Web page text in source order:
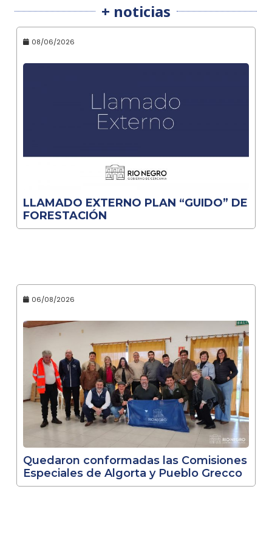
+ noticias
08/06/2026
LLAMADO EXTERNO PLAN “GUIDO” DE
FORESTACIÓN
06/08/2026
Quedaron conformadas las Comisiones
Especiales de Algorta y Pueblo Grecco